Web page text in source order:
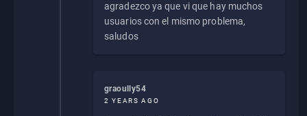
agradezco ya que vi que hay muchos
usuarios con el mismo problema,
saludos
graoully54
2 YEARS AGO